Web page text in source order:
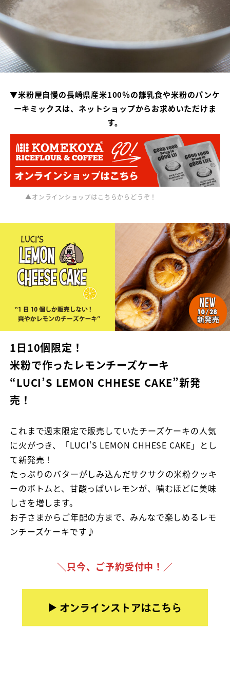
▼米粉屋自慢の長崎県産米100％の離乳食や米粉のパンケ
ーキミックスは、ネットショップからお求めいただけま
す。
▲オンラインショップはこちらからどうぞ！
1日10個限定！
米粉で作ったレモンチーズケーキ
“LUCI’S LEMON CHHESE CAKE”新発
売！
これまで週末限定で販売していたチーズケーキの人気
に火がつき、「LUCI’S LEMON CHHESE CAKE」とし
て新発売！
たっぷりのバターがしみ込んだサクサクの米粉クッキ
ーのボトムと、甘酸っぱいレモンが、噛むほどに美味
しさを増します。
お子さまからご年配の方まで、みんなで楽しめるレモ
ンチーズケーキです♪
＼只今、ご予約受付中！／